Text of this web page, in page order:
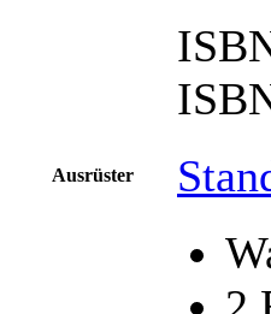
Ausrüster